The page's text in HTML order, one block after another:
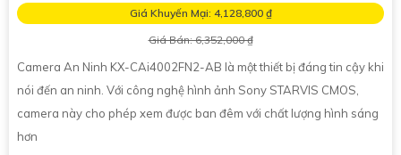
Giá Khuyến Mại: 4,128,800 ₫
Giá Bán: 6,352,000 ₫
Camera An Ninh KX-CAi4002FN2-AB là một thiết bị đáng tin cậy khi
nói đến an ninh. Với công nghệ hình ảnh Sony STARVIS CMOS,
camera này cho phép xem được ban đêm với chất lượng hình sáng
hơn